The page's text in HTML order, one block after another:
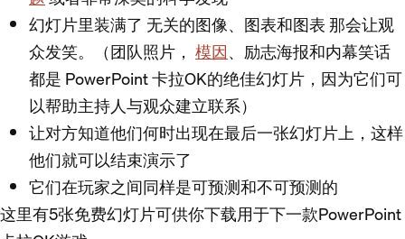
幻灯片里装满了 无关的图像、图表和图表那会让观
众发笑。（团队照片， 模因、励志海报和内幕笑话
都是 PowerPoint 卡拉OK的绝佳幻灯片，因为它们可
以帮助主持人与观众建立联系）
让对方知道他们何时出现在最后一张幻灯片上，这样
他们就可以结束演示了
它们在玩家之间同样是可预测和不可预测的
这里有5张免费幻灯片可供你下载用于下一款PowerPoint